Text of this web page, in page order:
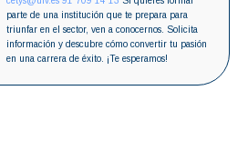
parte de una institución que te prepara para
triunfar en el sector, ven a conocernos. Solicita
información y descubre cómo convertir tu pasión
en una carrera de éxito. ¡Te esperamos!